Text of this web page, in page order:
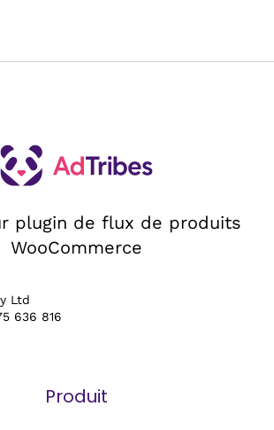
plugin de flux de produits
WooCommerce
Ltd
636 816
Produit